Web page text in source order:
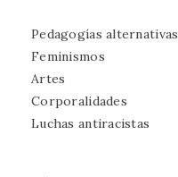
Pedagogías alternativas
Feminismos
Artes
Corporalidades
Luchas antiracistas